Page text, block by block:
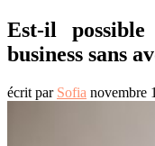
Est-il
business sans
écrit par Sofia novembre